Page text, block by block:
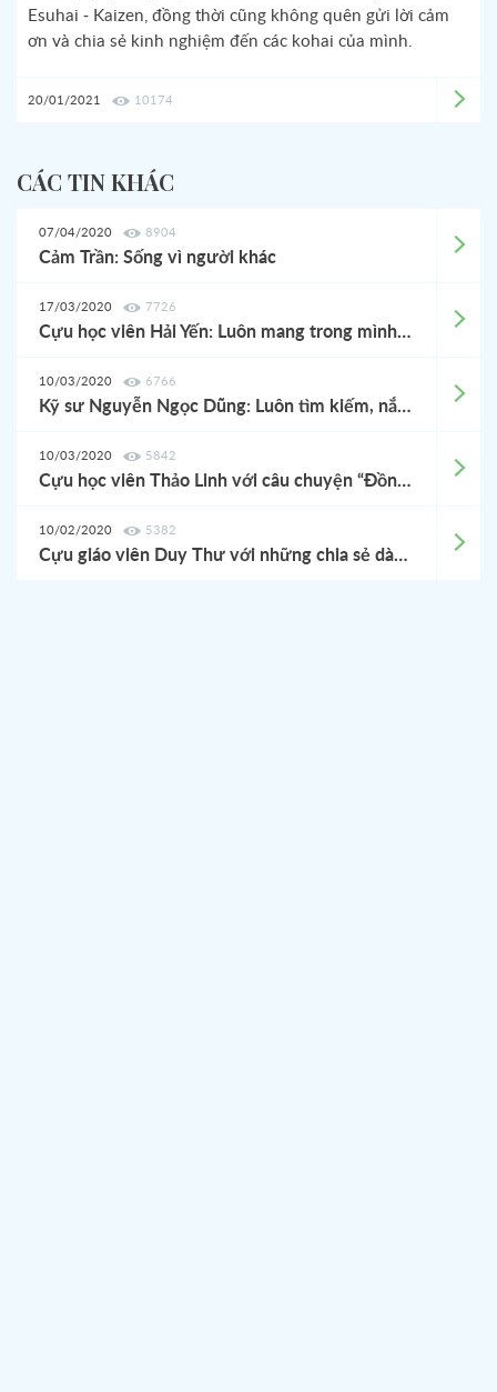
Esuhai - Kaizen, đồng thời cũng không quên gửi lời cảm
ơn và chia sẻ kinh nghiệm đến các kohai của mình.
20/01/2021 10174
CÁC TIN KHÁC
07/04/2020 8904
Cảm Trần: Sống vì người khác
17/03/2020 7726
Cựu học viên Hải Yến: Luôn mang trong mình tinh thần Kaizen để vượt qua khó khăn
10/03/2020 6766
Kỹ sư Nguyễn Ngọc Dũng: Luôn tìm kiếm, nắm bắt cơ hội và suy nghĩ tích cực từ trong cái rủi ro, chúng ta sẽ thành công
10/03/2020 5842
Cựu học viên Thảo Linh với câu chuyện “Đồng 5 yên may mắn”
10/02/2020 5382
Cựu giáo viên Duy Thư với những chia sẻ dành cho các bạn học viên Kaizen